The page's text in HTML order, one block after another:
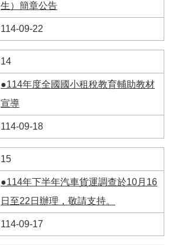
生）簡章公告
114-09-22
14
●114年度全國國小租稅教育輔助教材
宣導
114-09-18
15
●114年下半年汽車貨運調查於10月16
日至22日辦理，敬請支持。
114-09-17